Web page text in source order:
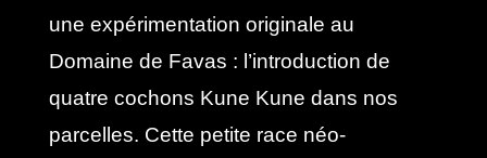
une expérimentation originale au
Domaine de Favas : l’introduction de
quatre cochons Kune Kune dans nos
parcelles. Cette petite race néo-